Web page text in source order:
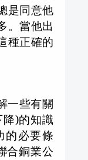
是同意他
。當他出
種正確的
一些有關
)的知識
的必要條
合銅業公